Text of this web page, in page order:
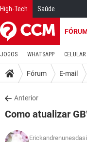
High-Tech Saúde
JOGOS WHATSAPP CELULAR
Fórum E-mail
Anterior
Como atualizar